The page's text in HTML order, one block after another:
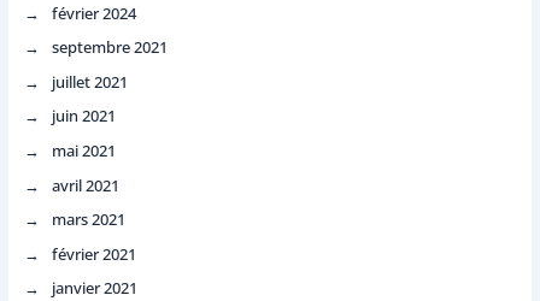
février 2024
septembre 2021
juillet 2021
juin 2021
mai 2021
avril 2021
mars 2021
février 2021
janvier 2021